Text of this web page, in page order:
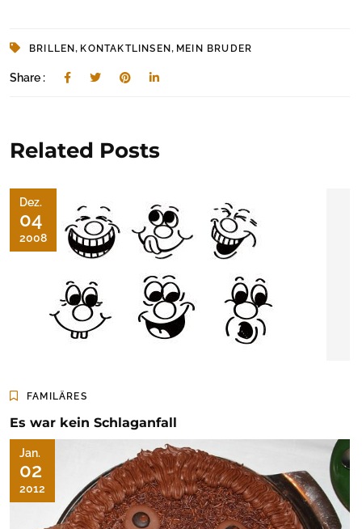
BRILLEN, KONTAKTLINSEN, MEIN BRUDER
Share :
Related Posts
Dez.
04
2008
FAMILÄRES
Es war kein Schlaganfall
Jan.
02
2012